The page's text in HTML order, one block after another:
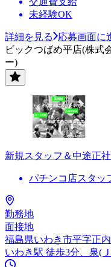
未経験OK
詳細を見る
応募画面に
ビックつばめ平店(株式
ー)
新規スタッフ＆中途正
パチンコ店スタッ
勤務地
面接地
福島県いわき市平字正
いわき駅 徒歩3分、泉(